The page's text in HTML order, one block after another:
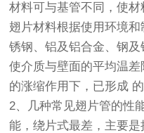
材料可与基管不同，使材
翅片材料根据使用环境
锈钢、铝及铝合金、钢
使介质与壁面的平均温
的涨缩作用下，已形成
2、几种常见翅片管的性
能，绕片式最差，主要